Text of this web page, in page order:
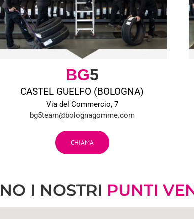
BG5
CASTEL GUELFO (BOLOGNA)
Via del Commercio, 7
bg5team@bolognagomme.com
CHIAMA
I NOSTRI PUNTI